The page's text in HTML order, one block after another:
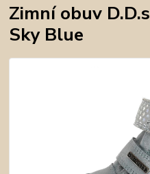
Zimní obuv
Sky Blue